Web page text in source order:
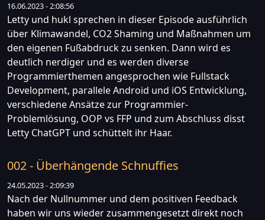
16.06.2023 - 2:08:56
Letty und hukl sprechen in dieser Episode ausführlich
über Klimawandel, CO2 Shaming und Maßnahmen um
den eigenen Fußabdruck zu senken. Dann wird es
deutlich nerdiger und es werden diverse
Programmierthemen angesprochen wie Fullstack
Development, parallele Android und iOS Entwicklung,
verschiedene Ansätze zur Programmier-
Problemlösung, OOP vs FFP und zum Abschluss disst
Letty ChatGPT und schüttelt ihr Haar.
002 - Überhängende Schnuffies
24.05.2023 - 2:09:39
Nach der Nullnummer und dem positiven Feedback
haben wir uns wieder zusammengesetzt direkt noch